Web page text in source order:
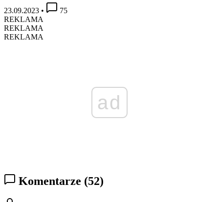
23.09.2023 •
75
REKLAMA
REKLAMA
REKLAMA
ad
Komentarze (52)